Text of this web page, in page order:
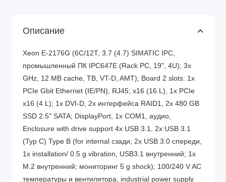
Описание
Xeon E-2176G (6C/12T, 3.7 (4.7) SIMATIC IPC,
промышленный ПК IPC647E (Rack PC, 19", 4U); 3x
GHz, 12 MB cache, TB, VT-D, AMT); Board 2 slots: 1x
PCIe Gbit Ethernet (IE/PN), RJ45; x16 (16 L), 1x PCIe
x16 (4 L); 1x DVI-D, 2x интерфейса RAID1, 2x 480 GB
SSD 2.5" SATA; DisplayPort, 1x COM1, аудио,
Enclosure with drive support 4x USB 3.1, 2x USB 3.1
(Typ C) Type B (for internal сзади; 2x USB 3.0 спереди,
1x installation/ 0.5 g vibration, USB3.1 внутренний; 1x
M.2 внутренний; мониторинг 5 g shock); 100/240 V AC
температуры и вентилятора, industrial power supply